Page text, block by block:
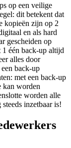
op een veilige
dit betekent dat
kopieën zijn op 2
en als hard
gescheiden op
1 één back-up altijd
alles door
back-up
met een back-up
kan worden
worden alle
inzetbaar is!